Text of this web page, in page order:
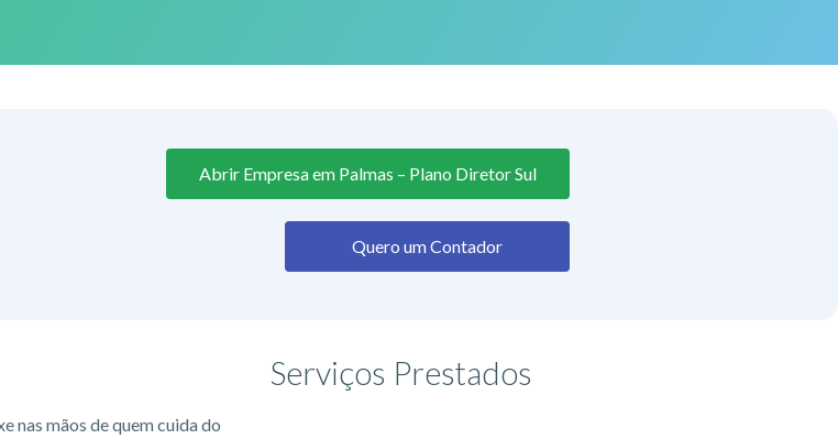
Abrir Empresa em Palmas – Plano Diretor Sul
Quero um Contador
nas mãos de quem cuida do
Serviços Prestados